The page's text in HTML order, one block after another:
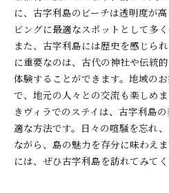
に、古字利島のビーチは透明度が
ビングに最適なスポットとして多
また、古字利島には歴史を感じら
に重要なのは、古代の神社や伝統
体験することができます。地域の
で、地元の人々との交流も楽しめ
きヴィラでのステイは、古字利島
適な方法です。日々の喧騒を忘れ
ながら、島の魅力を存分に味わえ
には、ぜひ古字利島を訪れてみてく